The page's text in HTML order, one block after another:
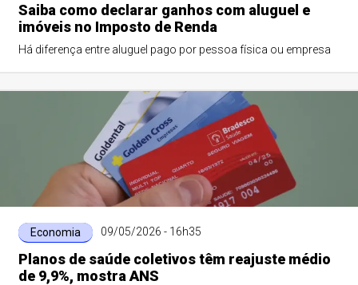
Saiba como declarar ganhos com aluguel e
imóveis no Imposto de Renda
Há diferença entre aluguel pago por pessoa física ou empresa
Economia 09/05/2026 - 16h35
Planos de saúde coletivos têm reajuste médio
de 9,9%, mostra ANS